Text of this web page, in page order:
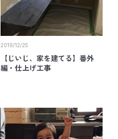
2019/12/25
【じいじ、家を建てる】番外
編・仕上げ工事